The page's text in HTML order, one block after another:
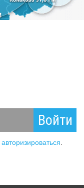
Войти
авторизироваться.